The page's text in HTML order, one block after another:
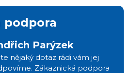
podpora
Parýzek
nějaký dotaz rádi vám jej
Zákaznická podpora